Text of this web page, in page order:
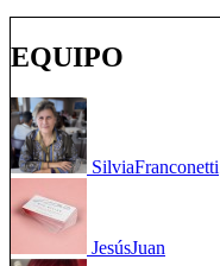
EQUIPO
SilviaFranconetti
JesúsJuan